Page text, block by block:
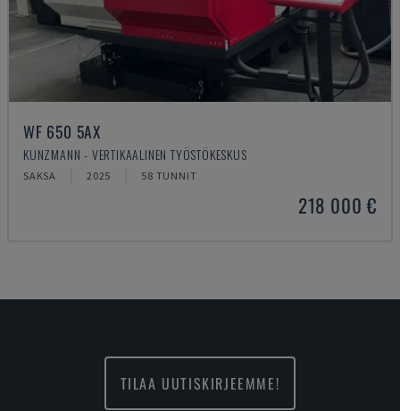
WF 650 5AX
KUNZMANN - VERTIKAALINEN TYÖSTÖKESKUS
SAKSA 2025 58 TUNNIT
218 000 €
TILAA UUTISKIRJEEMME!